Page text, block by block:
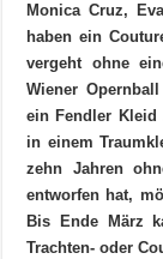
Monica Cruz,
haben ein
vergeht ohne
Wiener
ein Fendler Kleid
in einem
zehn Jahren
entworfen hat,
Bis Ende März
Trachten- oder